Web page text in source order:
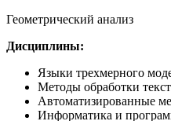
Геометрический анализ
Дисциплины:
Языки трехмерного
Методы обработки
Автоматизированные
Информатика и